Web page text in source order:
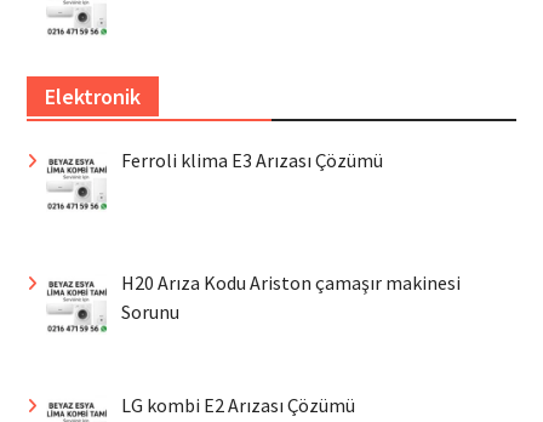
Elektronik
Ferroli klima E3 Arızası Çözümü
H20 Arıza Kodu Ariston çamaşır makinesi
Sorunu
LG kombi E2 Arızası Çözümü